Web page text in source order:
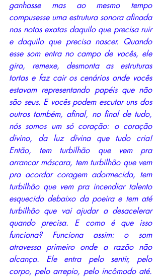
ganhasse mas ao mesmo tempo
compusesse uma estrutura sonora afinada
nas notas exatas daquilo que precisa ruir
e daquilo que precisa nascer. Quando
esse som entra no campo de vocês, ele
gira, remexe, desmonta as estruturas
tortas e faz cair os cenários onde vocês
estavam representando papéis que não
são seus. E vocês podem escutar uns dos
outros também, afinal, no final de tudo,
nós somos um só coração: o coração
divino, da luz divina que tudo cria!
Então, tem turbilhão que vem pra
arrancar máscara, tem turbilhão que vem
pra acordar coragem adormecida, tem
turbilhão que vem pra incendiar talento
esquecido debaixo da poeira e tem até
turbilhão que vai ajudar a desacelerar
quando precisa. E como é que isso
funciona? Funciona assim: o som
atravessa primeiro onde a razão não
alcança. Ele entra pelo sentir, pelo
corpo, pelo arrepio, pelo incômodo até.